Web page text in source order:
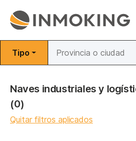
Tipo
Naves industriales y
(0)
Quitar filtros aplicados